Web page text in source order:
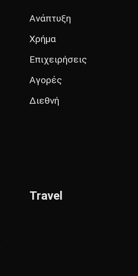
Ανάπτυξη
Χρήμα
Επιχειρήσεις
Αγορές
Διεθνή
Travel